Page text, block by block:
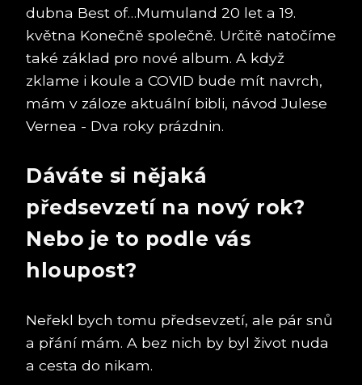
dubna Best of…Mumuland 20 let a 19.
května Konečně společně. Určitě natočíme
také základ pro nové album. A když
zklame i koule a COVID bude mít navrch,
mám v záloze aktuální bibli, návod Julese
Vernea - Dva roky prázdnin.
Dáváte si nějaká
předsevzetí na nový rok?
Nebo je to podle vás
hloupost?
Neřekl bych tomu předsevzetí, ale pár snů
a přání mám. A bez nich by byl život nuda
a cesta do nikam.